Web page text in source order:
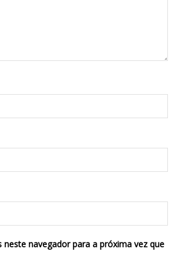
neste navegador para a próxima vez que